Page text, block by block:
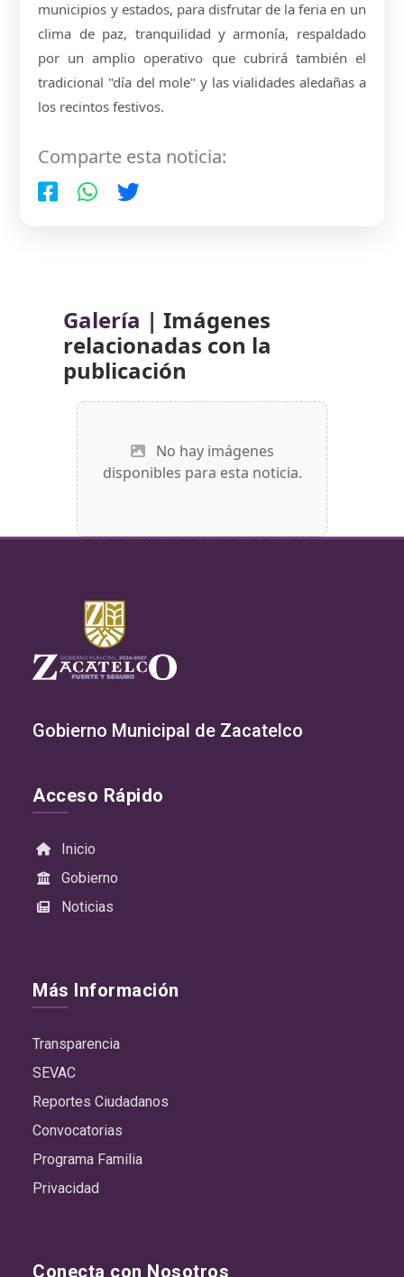
municipios y estados, para disfrutar de la feria en un
clima de paz, tranquilidad y armonía, respaldado
por un amplio operativo que cubrirá también el
tradicional "día del mole" y las vialidades aledañas a
los recintos festivos.
Comparte esta noticia:
Galería | Imágenes
relacionadas con la
publicación
No hay imágenes
disponibles para esta noticia.
Gobierno Municipal de Zacatelco
Acceso Rápido
Inicio
Gobierno
Noticias
Más Información
Transparencia
SEVAC
Reportes Ciudadanos
Convocatorias
Programa Familia
Privacidad
Conecta con Nosotros